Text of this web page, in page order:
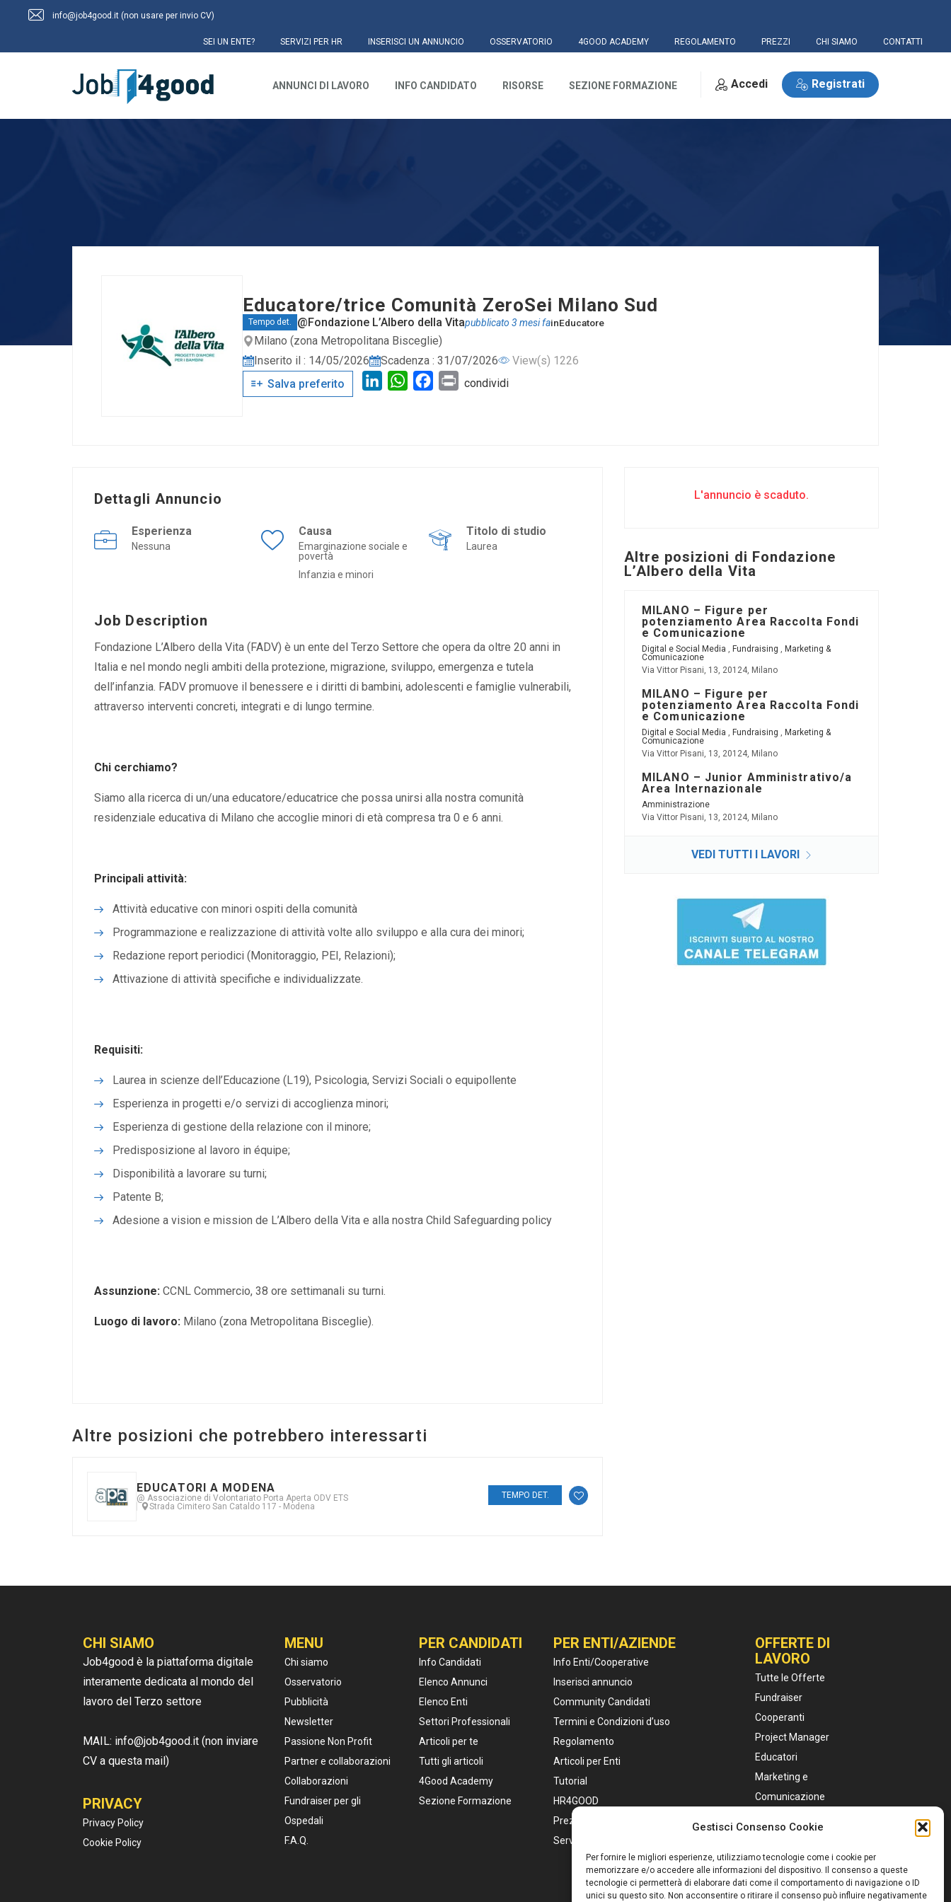
Gestisci Consenso Cookie
Per fornire le migliori esperienze, utilizziamo tecnologie come i cookie per
memorizzare e/o accedere alle informazioni del dispositivo. Il consenso a queste
tecnologie ci permetterà di elaborare dati come il comportamento di navigazione o ID
unici su questo sito. Non acconsentire o ritirare il consenso può influire negativamente
info@job4good.it (non usare per invio CV)
SEI UN ENTE? SERVIZI PER HR INSERISCI UN ANNUNCIO OSSERVATORIO 4GOOD ACADEMY REGOLAMENTO PREZZI CHI SIAMO CONTATTI
ANNUNCI DI LAVORO INFO CANDIDATO RISORSE SEZIONE FORMAZIONE Accedi Registrati
Educatore/trice Comunità ZeroSei Milano Sud
Tempo det. @Fondazione L’Albero della Vitapubblicato 3 mesi fainEducatore
Milano (zona Metropolitana Bisceglie)
Inserito il : 14/05/2026
Scadenza : 31/07/2026
View(s) 1226
Salva preferito
LinkedInWhatsAppFacebook
Print
condividi
Dettagli Annuncio
Esperienza
Nessuna
Causa
Emarginazione sociale e
povertà
Infanzia e minori
Titolo di studio
Laurea
Job Description
Fondazione L’Albero della Vita (FADV) è un ente del Terzo Settore che opera da oltre 20 anni in
Italia e nel mondo negli ambiti della protezione, migrazione, sviluppo, emergenza e tutela
dell’infanzia. FADV promuove il benessere e i diritti di bambini, adolescenti e famiglie vulnerabili,
attraverso interventi concreti, integrati e di lungo termine.
Chi cerchiamo?
Siamo alla ricerca di un/una educatore/educatrice che possa unirsi alla nostra comunità
residenziale educativa di Milano che accoglie minori di età compresa tra 0 e 6 anni.
Principali attività:
Attività educative con minori ospiti della comunità
Programmazione e realizzazione di attività volte allo sviluppo e alla cura dei minori;
Redazione report periodici (Monitoraggio, PEI, Relazioni);
Attivazione di attività specifiche e individualizzate.
Requisiti:
Laurea in scienze dell’Educazione (L19), Psicologia, Servizi Sociali o equipollente
Esperienza in progetti e/o servizi di accoglienza minori;
Esperienza di gestione della relazione con il minore;
Predisposizione al lavoro in équipe;
Disponibilità a lavorare su turni;
Patente B;
Adesione a vision e mission de L’Albero della Vita e alla nostra Child Safeguarding policy
Assunzione: CCNL Commercio, 38 ore settimanali su turni.
Luogo di lavoro: Milano (zona Metropolitana Bisceglie).
Altre posizioni che potrebbero interessarti
EDUCATORI A MODENA
@ Associazione di Volontariato Porta Aperta ODV ETS
Strada Cimitero San Cataldo 117 - Modena
TEMPO DET.
L'annuncio è scaduto.
Altre posizioni di Fondazione
L’Albero della Vita
MILANO – Figure per
potenziamento Area Raccolta Fondi
e Comunicazione
Digital e Social Media , Fundraising , Marketing &
Comunicazione
Via Vittor Pisani, 13, 20124, Milano
MILANO – Figure per
potenziamento Area Raccolta Fondi
e Comunicazione
Digital e Social Media , Fundraising , Marketing &
Comunicazione
Via Vittor Pisani, 13, 20124, Milano
MILANO – Junior Amministrativo/a
Area Internazionale
Amministrazione
Via Vittor Pisani, 13, 20124, Milano
VEDI TUTTI I LAVORI
CHI SIAMO
Job4good è la piattaforma digitale
interamente dedicata al mondo del
lavoro del Terzo settore
MAIL: info@job4good.it (non inviare
CV a questa mail)
PRIVACY
Privacy Policy
Cookie Policy
MENU
Chi siamo
Osservatorio
Pubblicità
Newsletter
Passione Non Profit
Partner e collaborazioni
Collaborazioni
Fundraiser per gli
Ospedali
F.A.Q.
PER CANDIDATI
Info Candidati
Elenco Annunci
Elenco Enti
Settori Professionali
Articoli per te
Tutti gli articoli
4Good Academy
Sezione Formazione
PER ENTI/AZIENDE
Info Enti/Cooperative
Inserisci annuncio
Community Candidati
Termini e Condizioni d’uso
Regolamento
Articoli per Enti
Tutorial
HR4GOOD
Prezzi Pacchetti
Servizi per HR
OFFERTE DI
LAVORO
Tutte le Offerte
Fundraiser
Cooperanti
Project Manager
Educatori
Marketing e
Comunicazione
Servizio Civile